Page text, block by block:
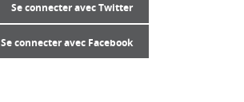
Se connecter avec Twitter
Se connecter avec Facebook